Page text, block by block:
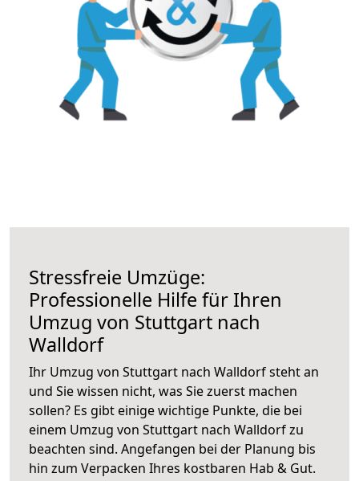
Stressfreie Umzüge:
Professionelle Hilfe für Ihren
Umzug von Stuttgart nach
Walldorf
Ihr Umzug von Stuttgart nach Walldorf steht an
und Sie wissen nicht, was Sie zuerst machen
sollen? Es gibt einige wichtige Punkte, die bei
einem Umzug von Stuttgart nach Walldorf zu
beachten sind. Angefangen bei der Planung bis
hin zum Verpacken Ihres kostbaren Hab & Gut.